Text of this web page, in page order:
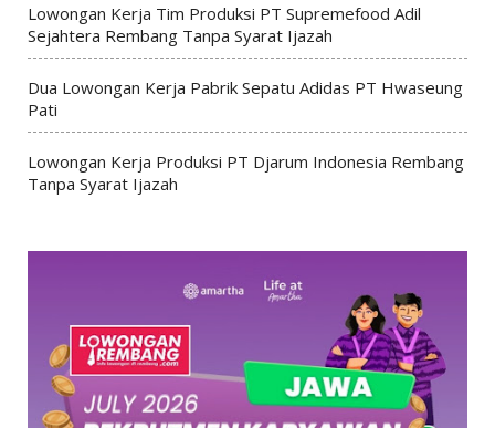
Lowongan Kerja Tim Produksi PT Supremefood Adil
Sejahtera Rembang Tanpa Syarat Ijazah
Dua Lowongan Kerja Pabrik Sepatu Adidas PT Hwaseung
Pati
Lowongan Kerja Produksi PT Djarum Indonesia Rembang
Tanpa Syarat Ijazah